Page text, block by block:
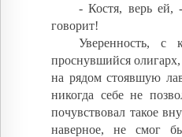
- Костя, верь ей,
говорит!
Уверенность, с
проснувшийся
на рядом стоявшую
никогда себе не
почувствовал такое
наверное, не смог